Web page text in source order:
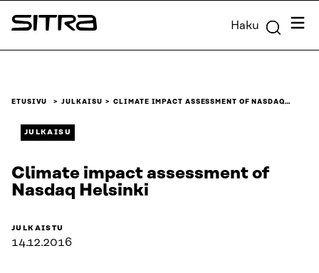
Siirry
suoraan
Sitra Haku
ETUSIVU JULKAISU CLIMATE IMPACT ASSESSMENT OF NASDAQ…
JULKAISU
Climate impact assessment of
Nasdaq Helsinki
JULKAISTU
14.12.2016